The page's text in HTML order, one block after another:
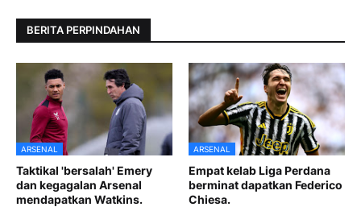
BERITA PERPINDAHAN
ARSENAL
Taktikal 'bersalah' Emery
dan kegagalan Arsenal
mendapatkan Watkins.
ARSENAL
Empat kelab Liga Perdana
berminat dapatkan Federico
Chiesa.